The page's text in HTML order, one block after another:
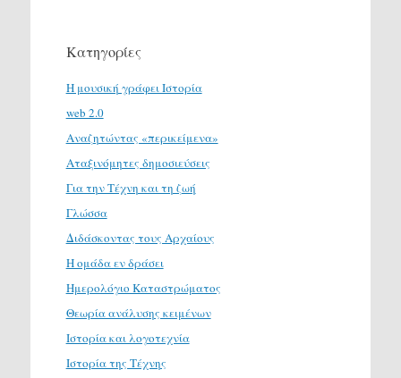
Κατηγορίες
H μουσική γράφει Ιστορία
web 2.0
Αναζητώντας «περικείμενα»
Αταξινόμητες δημοσιεύσεις
Για την Τέχνη και τη ζωή
Γλώσσα
Διδάσκοντας τους Αρχαίους
Η ομάδα εν δράσει
Ημερολόγιο Καταστρώματος
Θεωρία ανάλυσης κειμένων
Ιστορία και λογοτεχνία
Ιστορία της Τέχνης